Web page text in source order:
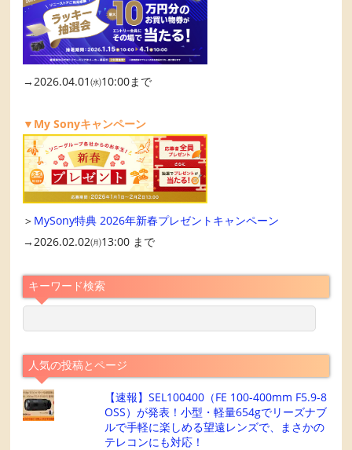
→2026.04.01㈬10:00まで
▼My Sonyキャンペーン
＞ MySony特典 2026年新春プレゼントキャンペーン
→2026.02.02㈪13:00 まで
キーワード検索
人気の投稿とページ
【速報】SEL100400（FE 100-400mm F5.9-8
OSS）が発表！小型・軽量654gでリーズナブ
ルで手軽に楽しめる望遠レンズで、まさかの
テレコンにも対応！